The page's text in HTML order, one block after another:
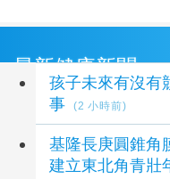
最新健康新聞
孩子未來有沒有
事
(2 小時前)
基隆長庚圓錐
建立東北角青壯